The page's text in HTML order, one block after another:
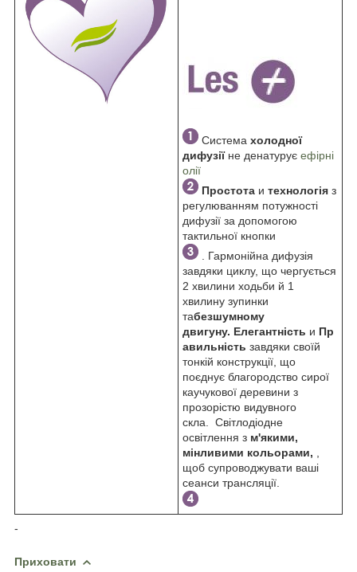
Система холодної
дифузії не денатурує ефірні
олії
Простота и технологія з
регулюванням потужності
дифузії за допомогою
тактильної кнопки
. Гармонійна дифузія
завдяки циклу, що чергується
2 хвилини ходьби й 1
хвилину зупинки
табезшумному
двигуну. Елегантність и Пр
авильність завдяки своїй
тонкій конструкції, що
поєднує благородство сирої
каучукової деревини з
прозорістю видувного
скла. Світлодіодне
освітлення з м'якими,
мінливими кольорами,
щоб супроводжувати ваші
сеанси трансляції.
-
Приховати